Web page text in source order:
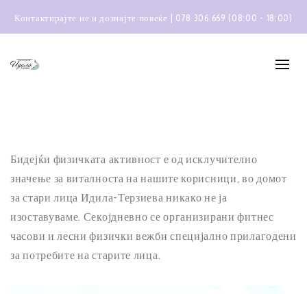
Контактирајте не и дознајте повеќе | 078 306 669 (08:00 - 18:00)
Бидејќи физичката активност е од исклучително
значење за виталноста на нашите корисници, во домот
за стари лица Идила-Терзиева никако не ја
изоставуваме. Секојдневно се организирани фитнес
часови и лесни физички вежби специјално прилагодени
за потребите на старите лица.